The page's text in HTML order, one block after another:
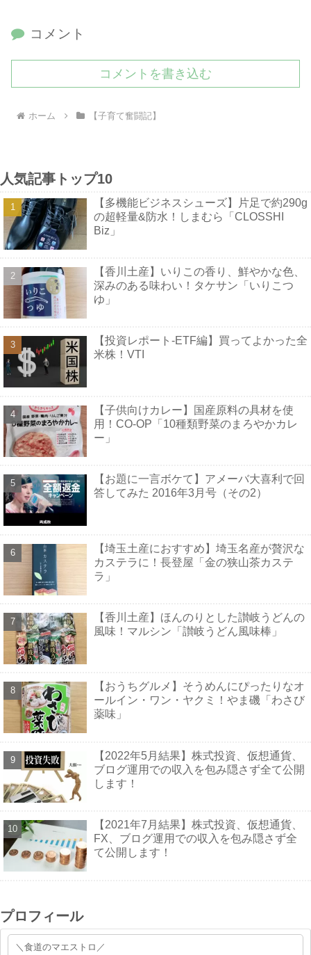
コメント
コメントを書き込む
ホーム 【子育て奮闘記】
人気記事トップ10
【多機能ビジネスシューズ】片足で約290g
の超軽量&防水！しまむら「CLOSSHI
Biz」
【香川土産】いりこの香り、鮮やかな色、
深みのある味わい！タケサン「いりこつ
ゆ」
【投資レポート-ETF編】買ってよかった全
米株！VTI
【子供向けカレー】国産原料の具材を使
用！CO-OP「10種類野菜のまろやかカレ
ー」
【お題に一言ボケて】アメーバ大喜利で回
答してみた 2016年3月号（その2）
【埼玉土産におすすめ】埼玉名産が贅沢な
カステラに！長登屋「金の狭山茶カステ
ラ」
【香川土産】ほんのりとした讃岐うどんの
風味！マルシン「讃岐うどん風味棒」
【おうちグルメ】そうめんにぴったりなオ
ールイン・ワン・ヤクミ！やま磯「わさび
薬味」
【2022年5月結果】株式投資、仮想通貨、
ブログ運用での収入を包み隠さず全て公開
します！
【2021年7月結果】株式投資、仮想通貨、
FX、ブログ運用での収入を包み隠さず全
て公開します！
プロフィール
＼食道のマエストロ／